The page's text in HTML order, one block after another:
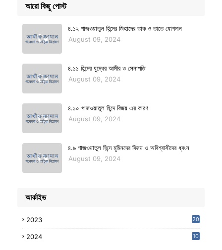
আরো কিছু পোস্ট
৪.১২ গাজওয়াতুল হিন্দের জিহাদের ডাক ও তাতে যোগদান
August 09, 2024
৪.১১ হিন্দের যুদ্ধের আমীর ও সেনাপতি
August 09, 2024
৪.১০ গাজওয়াতুল হিন্দে বিজয় এর কারণ
August 09, 2024
৪.৯ গাজওয়াতুল হিন্দে মুমিনদের বিজয় ও অবিশ্বাসীদের ধ্বংস
August 09, 2024
আর্কাইভ
2023 20
2024
10